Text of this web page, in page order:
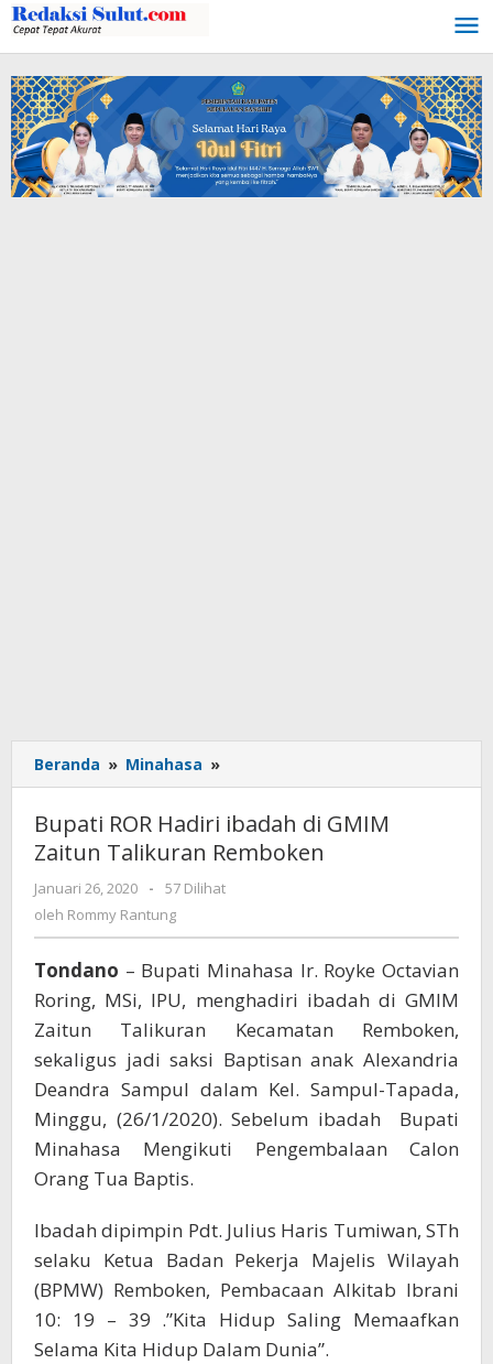
Lewati
ke
konten
Beranda » Minahasa »
ROR
Hadiri
ibadah
di
Bupati ROR Hadiri ibadah di GMIM
Zaitun Talikuran Remboken
Januari 26, 2020
oleh
Rommy
Rantung
-
57 Dilihat
oleh Rommy Rantung
Tondano – Bupati Minahasa Ir. Royke Octavian
Roring, MSi, IPU, menghadiri ibadah di GMIM
Zaitun Talikuran Kecamatan Remboken,
sekaligus jadi saksi Baptisan anak Alexandria
Deandra Sampul dalam Kel. Sampul-Tapada,
Minggu, (26/1/2020). Sebelum ibadah Bupati
Minahasa Mengikuti Pengembalaan Calon
Orang Tua Baptis.
Ibadah dipimpin Pdt. Julius Haris Tumiwan, STh
selaku Ketua Badan Pekerja Majelis Wilayah
(BPMW) Remboken, Pembacaan Alkitab Ibrani
10: 19 – 39 .”Kita Hidup Saling Memaafkan
Selama Kita Hidup Dalam Dunia”.